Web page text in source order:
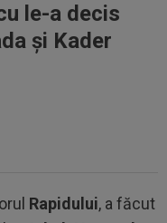
le-a decis
și Kader
Rapidului, a făcut